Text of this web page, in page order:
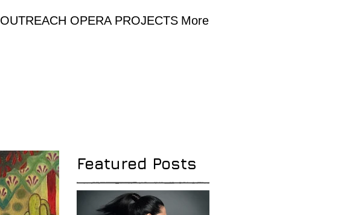
OUTREACH OPERA PROJECTS More
Featured Posts